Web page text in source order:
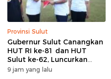
Provinsi Sulut
Gubernur Sulut Canangkan
HUT RI ke-81 dan HUT
Sulut ke-62, Luncurkan
Program Keringanan Pajak
9 jam yang lalu